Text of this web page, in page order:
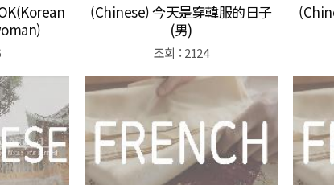
(Chinese) 今天是穿韓服的日子
(男)
조회 : 2124